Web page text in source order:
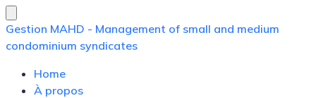
Gestion MAHD - Management of small and medium
condominium syndicates
Home
À propos